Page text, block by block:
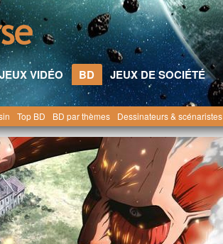
JEUX VIDÉO BD
JEUX DE SOCIÉTÉ
Top BD BD par thèmes Dessinateurs & scénaristes